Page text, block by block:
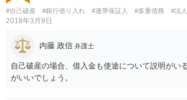
#自己破産 #銀行借り入れ #連帯保証人 #多重債務 #法
2018年3月9日
内藤 政信 弁護士
自己破産の場合、借入金も使途について説明がい
がいいでしょう。